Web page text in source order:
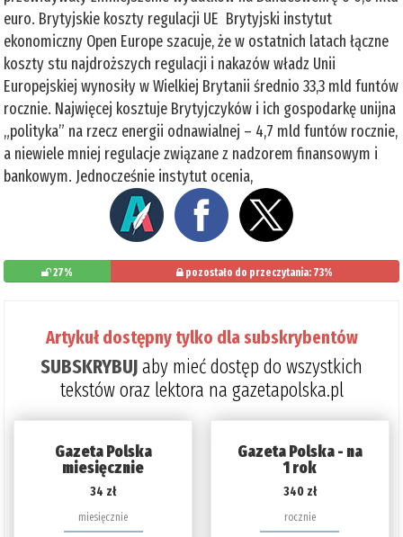
euro. Brytyjskie koszty regulacji UE Brytyjski instytut
ekonomiczny Open Europe szacuje, że w ostatnich latach łączne
koszty stu najdroższych regulacji i nakazów władz Unii
Europejskiej wynosiły w Wielkiej Brytanii średnio 33,3 mld funtów
rocznie. Najwięcej kosztuje Brytyjczyków i ich gospodarkę unijna
„polityka” na rzecz energii odnawialnej – 4,7 mld funtów rocznie,
a niewiele mniej regulacje związane z nadzorem finansowym i
bankowym. Jednocześnie instytut ocenia,
27% pozostało do przeczytania: 73%
Artykuł dostępny tylko dla subskrybentów
SUBSKRYBUJaby mieć dostęp do wszystkich
tekstów oraz lektora na gazetapolska.pl
Gazeta Polska
miesięcznie
34 zł
miesięcznie
Gazeta Polska - na
1 rok
340 zł
rocznie